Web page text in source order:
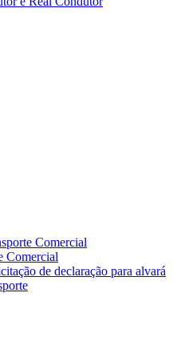
Comercial
Comercial
de declaração para alvará